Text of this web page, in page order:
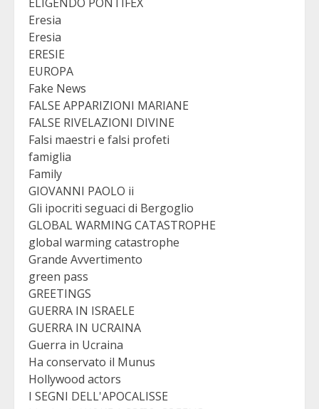
Eresia
Eresia
ERESIE
EUROPA
Fake News
FALSE APPARIZIONI MARIANE
FALSE RIVELAZIONI DIVINE
Falsi maestri e falsi profeti
famiglia
Family
GIOVANNI PAOLO ii
Gli ipocriti seguaci di Bergoglio
GLOBAL WARMING CATASTROPHE
global warming catastrophe
Grande Avvertimento
green pass
GREETINGS
GUERRA IN ISRAELE
GUERRA IN UCRAINA
Guerra in Ucraina
Ha conservato il Munus
Hollywood actors
I SEGNI DELL'APOCALISSE